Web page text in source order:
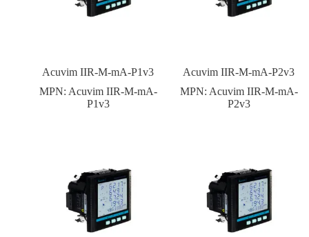
Acuvim IIR-M-mA-P1v3
MPN: Acuvim IIR-M-mA-
P1v3
Acuvim IIR-M-mA-P2v3
MPN: Acuvim IIR-M-mA-
P2v3